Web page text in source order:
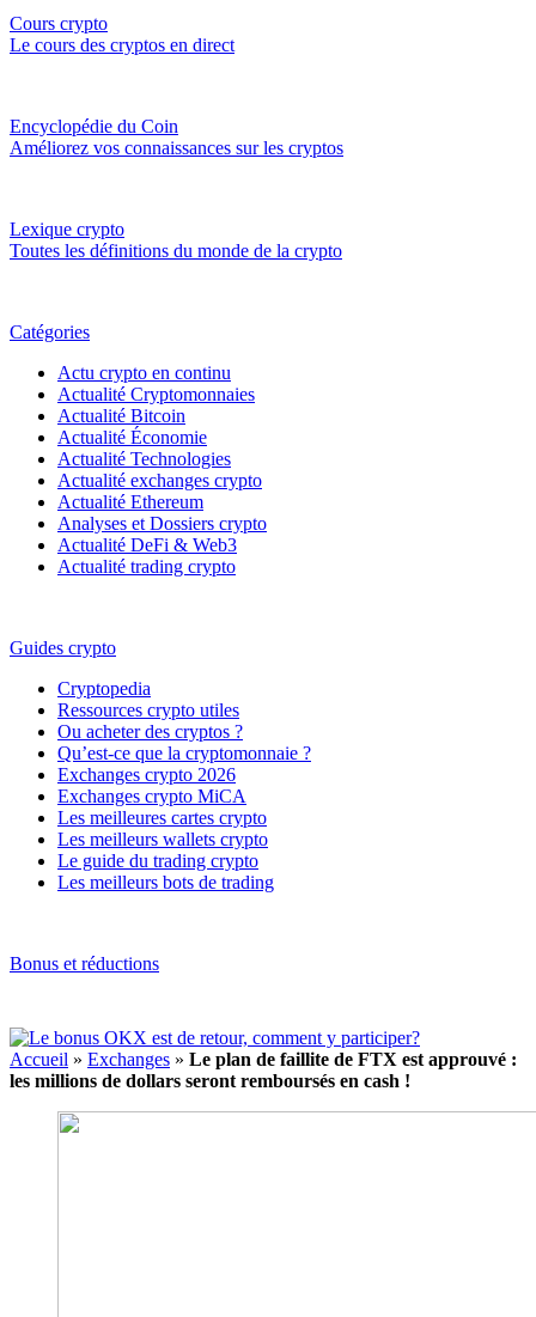
Cours crypto
Le cours des cryptos en direct
Encyclopédie du Coin
Améliorez vos connaissances sur les cryptos
Lexique crypto
Toutes les définitions du monde de la crypto
Catégories
Actu crypto en continu
Actualité Cryptomonnaies
Actualité Bitcoin
Actualité Économie
Actualité Technologies
Actualité exchanges crypto
Actualité Ethereum
Analyses et Dossiers crypto
Actualité DeFi & Web3
Actualité trading crypto
Guides crypto
Cryptopedia
Ressources crypto utiles
Ou acheter des cryptos ?
Qu’est-ce que la cryptomonnaie ?
Exchanges crypto 2026
Exchanges crypto MiCA
Les meilleures cartes crypto
Les meilleurs wallets crypto
Le guide du trading crypto
Les meilleurs bots de trading
Bonus et réductions
Accueil » Exchanges » Le plan de faillite de FTX est approuvé :
les millions de dollars seront remboursés en cash !